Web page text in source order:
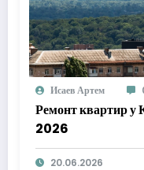
Исаев Артем
Ремонт квартир у
2026
20.06.2026